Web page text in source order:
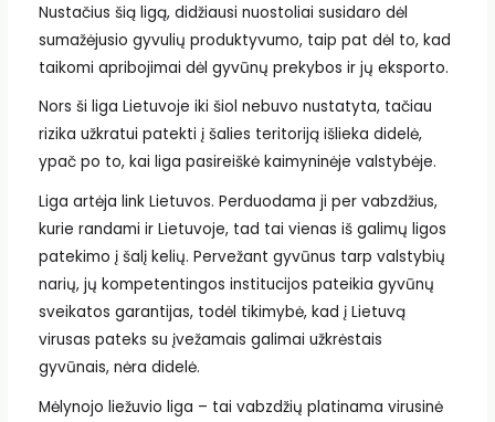
Nustačius šią ligą, didžiausi nuostoliai susidaro dėl
sumažėjusio gyvulių produktyvumo, taip pat dėl to, kad
taikomi apribojimai dėl gyvūnų prekybos ir jų eksporto.
Nors ši liga Lietuvoje iki šiol nebuvo nustatyta, tačiau
rizika užkratui patekti į šalies teritoriją išlieka didelė,
ypač po to, kai liga pasireiškė kaimyninėje valstybėje.
Liga artėja link Lietuvos. Perduodama ji per vabzdžius,
kurie randami ir Lietuvoje, tad tai vienas iš galimų ligos
patekimo į šalį kelių. Pervežant gyvūnus tarp valstybių
narių, jų kompetentingos institucijos pateikia gyvūnų
sveikatos garantijas, todėl tikimybė, kad į Lietuvą
virusas pateks su įvežamais galimai užkrėstais
gyvūnais, nėra didelė.
Mėlynojo liežuvio liga – tai vabzdžių platinama virusinė